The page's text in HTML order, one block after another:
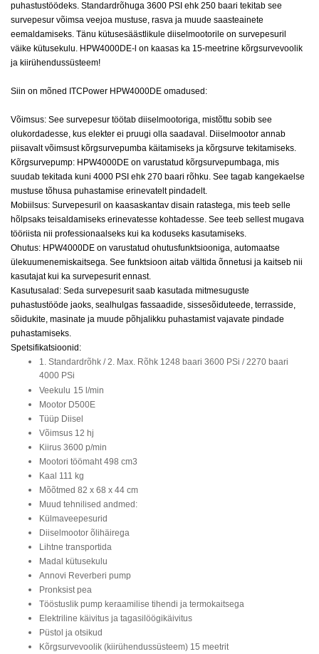
puhastustöödeks. Standardrõhuga 3600 PSI ehk 250 baari tekitab see
survepesur võimsa veejoa mustuse, rasva ja muude saasteainete
eemaldamiseks. Tänu kütusesäästlikule diiselmootorile on survepesuril
väike kütusekulu. HPW4000DE-l on kaasas ka 15-meetrine kõrgsurvevoolik
ja kiirühendussüsteem!
Siin on mõned ITCPower HPW4000DE omadused:
Võimsus: See survepesur töötab diiselmootoriga, mistõttu sobib see
olukordadesse, kus elekter ei pruugi olla saadaval. Diiselmootor annab
piisavalt võimsust kõrgsurvepumba käitamiseks ja kõrgsurve tekitamiseks.
Kõrgsurvepump: HPW4000DE on varustatud kõrgsurvepumbaga, mis
suudab tekitada kuni 4000 PSI ehk 270 baari rõhku. See tagab kangekaelse
mustuse tõhusa puhastamise erinevatelt pindadelt.
Mobiilsus: Survepesuril on kaasaskantav disain ratastega, mis teeb selle
hõlpsaks teisaldamiseks erinevatesse kohtadesse. See teeb sellest mugava
tööriista nii professionaalseks kui ka koduseks kasutamiseks.
Ohutus: HPW4000DE on varustatud ohutusfunktsiooniga, automaatse
ülekuumenemiskaitsega. See funktsioon aitab vältida õnnetusi ja kaitseb nii
kasutajat kui ka survepesurit ennast.
Kasutusalad: Seda survepesurit saab kasutada mitmesuguste
puhastustööde jaoks, sealhulgas fassaadide, sissesõiduteede, terrasside,
sõidukite, masinate ja muude põhjalikku puhastamist vajavate pindade
puhastamiseks.
Spetsifikatsioonid:
1. Standardrõhk / 2. Max. Rõhk 1248 baari 3600 PSi / 2270 baari
4000 PSi
Veekulu 15 l/min
Mootor D500E
Tüüp Diisel
Võimsus 12 hj
Kiirus 3600 p/min
Mootori töömaht 498 cm3
Kaal 111 kg
Mõõtmed 82 x 68 x 44 cm
Muud tehnilised andmed:
Külmaveepesurid
Diiselmootor õlihäirega
Lihtne transportida
Madal kütusekulu
Annovi Reverberi pump
Pronksist pea
Tööstuslik pump keraamilise tihendi ja termokaitsega
Elektriline käivitus ja tagasilöögikäivitus
Püstol ja otsikud
Kõrgsurvevoolik (kiirühendussüsteem) 15 meetrit